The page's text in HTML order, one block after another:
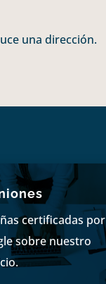
una dirección.
certificadas por
sobre nuestro